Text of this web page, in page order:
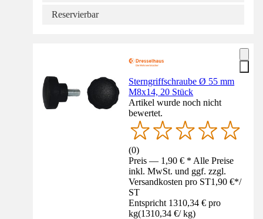
Reservierbar
Sterngriffschraube Ø 55 mm
M8x14, 20 Stück
Artikel wurde noch nicht
bewertet.
(0)
Preis — 1,90 € * Alle Preise
inkl. MwSt. und ggf. zzgl.
Versandkosten pro ST1,90 €*/
ST
Entspricht 1310,34 € pro
kg(1310,34 €/ kg)